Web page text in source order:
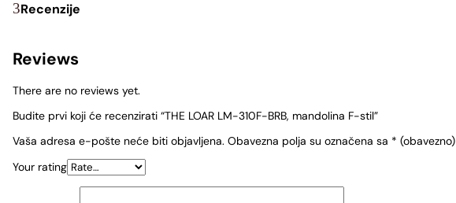
Recenzije
Reviews
There are no reviews yet.
Budite prvi koji će recenzirati “THE LOAR LM-310F-BRB, mandolina F-stil”
Vaša adresa e-pošte neće biti objavljena. Obavezna polja su označena sa * (obavezno)
Your rating